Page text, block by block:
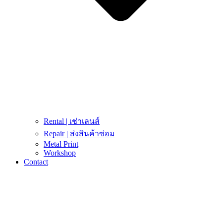
Rental | เช่าเลนส์
Repair | ส่งสินค้าซ่อม
Metal Print
Workshop
Contact